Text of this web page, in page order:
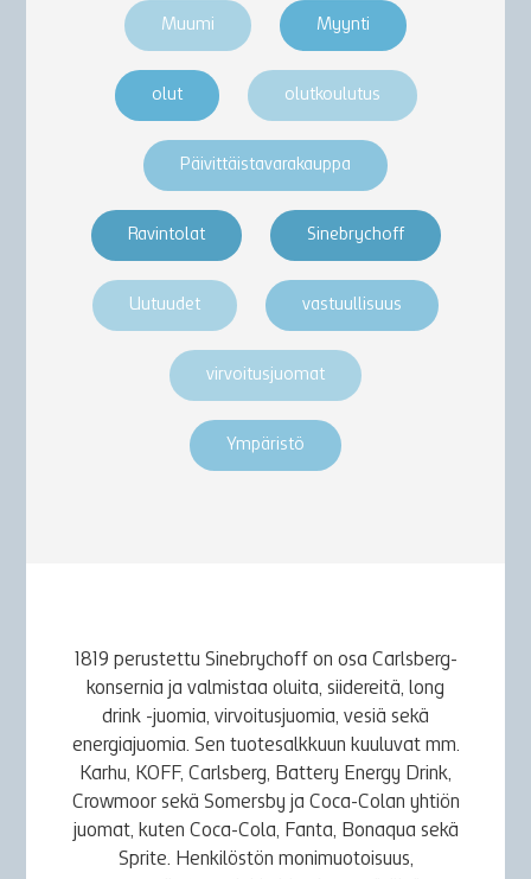
Muumi Myynti
olut olutkoulutus
Päivittäistavarakauppa
Ravintolat Sinebrychoff
Uutuudet vastuullisuus
virvoitusjuomat
Ympäristö
1819 perustettu Sinebrychoff on osa Carlsberg-
konsernia ja valmistaa oluita, siidereitä, long
drink -juomia, virvoitusjuomia, vesiä sekä
energiajuomia. Sen tuotesalkkuun kuuluvat mm.
Karhu, KOFF, Carlsberg, Battery Energy Drink,
Crowmoor sekä Somersby ja Coca-Colan yhtiön
juomat, kuten Coca-Cola, Fanta, Bonaqua sekä
Sprite. Henkilöstön monimuotoisuus,